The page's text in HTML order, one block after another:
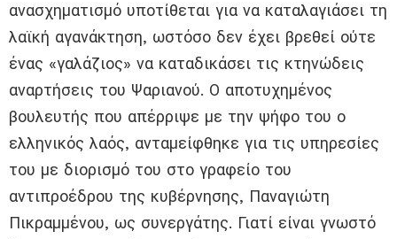
ανασχηματισμό υποτίθεται για να καταλαγιάσει τη
λαϊκή αγανάκτηση, ωστόσο δεν έχει βρεθεί ούτε
ένας «γαλάζιος» να καταδικάσει τις κτηνώδεις
αναρτήσεις του Ψαριανού. Ο αποτυχημένος
βουλευτής που απέρριψε με την ψήφο του ο
ελληνικός λαός, ανταμείφθηκε για τις υπηρεσίες
του με διορισμό του στο γραφείο του
αντιπροέδρου της κυβέρνησης, Παναγιώτη
Πικραμμένου, ως συνεργάτης. Γιατί είναι γνωστό